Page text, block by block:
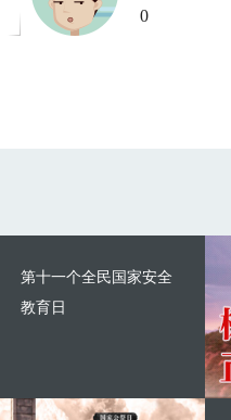
0
第十一个全民国家安全
教育日